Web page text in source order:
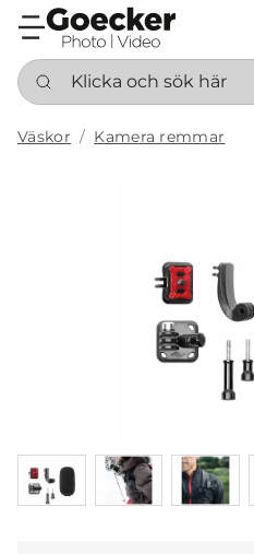
Klicka och sök här
Väskor Kamera remmar